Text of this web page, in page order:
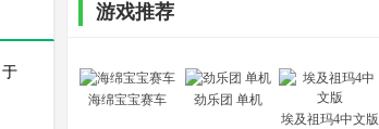
游戏推荐
海绵宝宝赛车
劲乐团 单机
埃及祖玛4中文版